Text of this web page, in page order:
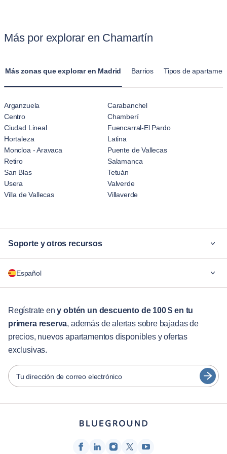
mascotas.
estar y múltiples dormitorios. Estos apartamentos en
sensación temporal del alojamiento en un hotel.
Más por explorar en Chamartín
Más zonas que explorar en Madrid Barrios Tipos de
Arganzuela
Carabanchel
Centro
Chamberí
Ciudad Lineal
Fuencarral-El Pardo
Hortaleza
Latina
Moncloa - Aravaca
Puente de Vallecas
Retiro
Salamanca
San Blas
Tetuán
Usera
Valverde
Villa de Vallecas
Villaverde
Soporte y otros recursos
Para las empresas
Servicios para huéspedes
Guías de ciudades
Socios
Operadores de alquiler amueblado
Propietarios
Socios de franquicia
Español
English
Português
Español
Français
Türkçe
Regístrate eny obtén un descuento de 100 $ en tu
primera reserva, además de alertas sobre bajadas de
precios, nuevos apartamentos disponibles y ofertas
exclusivas.
Tu dirección de correo electrónico